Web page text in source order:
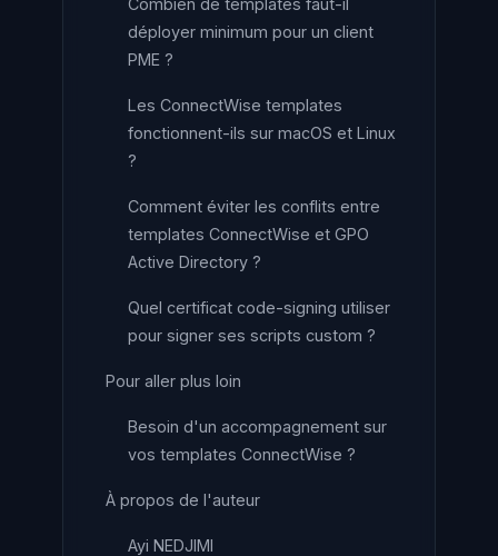
Combien de templates faut-il
déployer minimum pour un client
PME ?
Les ConnectWise templates
fonctionnent-ils sur macOS et Linux
?
Comment éviter les conflits entre
templates ConnectWise et GPO
Active Directory ?
Quel certificat code-signing utiliser
pour signer ses scripts custom ?
Pour aller plus loin
Besoin d'un accompagnement sur
vos templates ConnectWise ?
À propos de l'auteur
Ayi NEDJIMI